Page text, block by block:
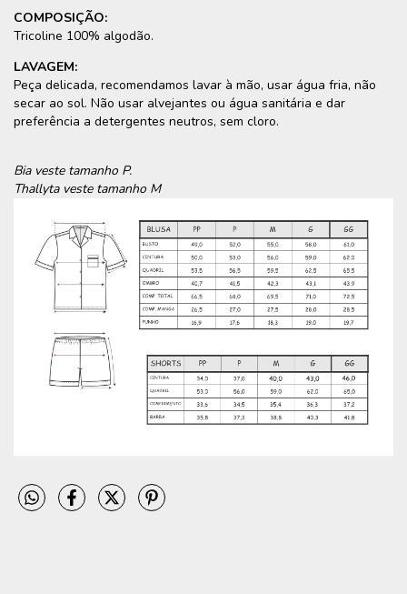
COMPOSIÇÃO:
Tricoline 100% algodão.
LAVAGEM:
Peça delicada, recomendamos lavar à mão, usar água fria, não
secar ao sol. Não usar alvejantes ou água sanitária e dar
preferência a detergentes neutros, sem cloro.
Bia veste tamanho P.
Thallyta veste tamanho M